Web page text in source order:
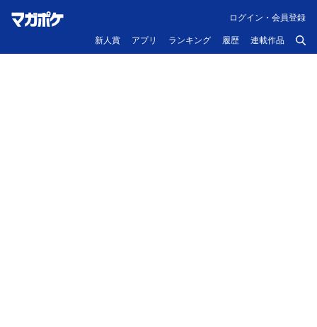
新人賞 アプリ ランキング 履歴 連載作品
ログイン・会員登録